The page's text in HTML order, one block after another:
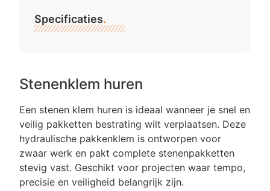
Stenenklem huren
Een stenen klem huren is ideaal wanneer je snel en
veilig pakketten bestrating wilt verplaatsen. Deze
hydraulische pakkenklem is ontworpen voor
zwaar werk en pakt complete stenenpakketten
stevig vast. Geschikt voor projecten waar tempo,
precisie en veiligheid belangrijk zijn.
Specificaties.